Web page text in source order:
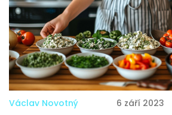
Václav Novotný 6 září 2023